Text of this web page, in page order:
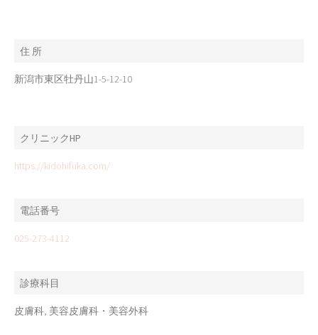
住 所
新潟市東区牡丹山1-5-12-10
クリニックHP
https://kidohifuka.com/
電話番号
025-273-4112
診療科目
皮膚科, 美容皮膚科・美容外科